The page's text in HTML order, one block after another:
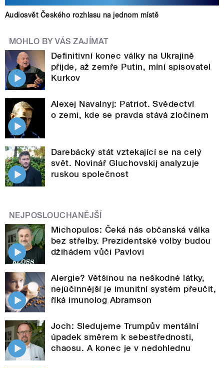
Audiosvět Českého rozhlasu na jednom místě
MOHLO BY VÁS ZAJÍMAT
Definitivní konec války na Ukrajině
přijde, až zemře Putin, míní spisovatel
Kurkov
Alexej Navalnyj: Patriot. Svědectví
o zemi, kde se pravda stává zločinem
Darebácký stát vztekající se na celý
svět. Novinář Gluchovskij analyzuje
ruskou společnost
NEJPOSLOUCHANĚJŠÍ
Michopulos: Čeká nás občanská válka
bez střelby. Prezidentské volby budou
džihádem vůči Pavlovi
Alergie? Většinou na neškodné látky,
nejúčinnější je imunitní systém přeučit,
říká imunolog Abramson
Joch: Sledujeme Trumpův mentální
úpadek směrem k sebestřednosti,
chaosu. A konec je v nedohlednu